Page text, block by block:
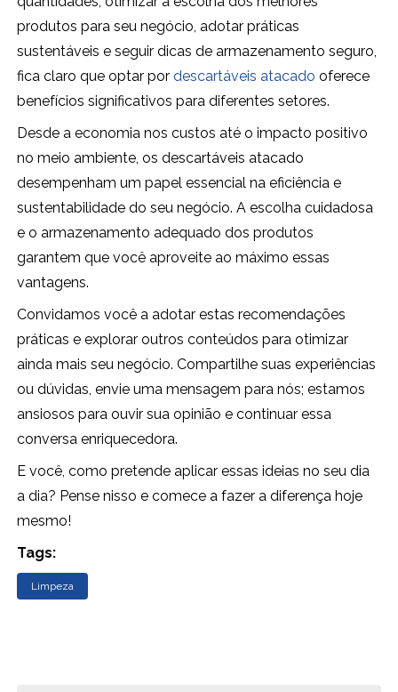
produtos para seu negócio, adotar práticas
sustentáveis e seguir dicas de armazenamento seguro,
fica claro que optar pordescartáveis atacado oferece
benefícios significativos para diferentes setores.
Desde a economia nos custos até o impacto positivo
no meio ambiente, os descartáveis atacado
desempenham um papel essencial na eficiência e
sustentabilidade do seu negócio. A escolha cuidadosa
e o armazenamento adequado dos produtos
garantem que você aproveite ao máximo essas
vantagens.
Convidamos você a adotar estas recomendações
práticas e explorar outros conteúdos para otimizar
ainda mais seu negócio. Compartilhe suas experiências
ou dúvidas, envie uma mensagem para nós; estamos
ansiosos para ouvir sua opinião e continuar essa
conversa enriquecedora.
E você, como pretende aplicar essas ideias no seu dia
a dia? Pense nisso e comece a fazer a diferença hoje
mesmo!
Tags:
Limpeza